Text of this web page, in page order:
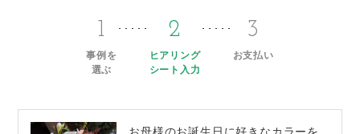
1
事例を
選ぶ
2
ヒアリング
シート入力
3
お支払い